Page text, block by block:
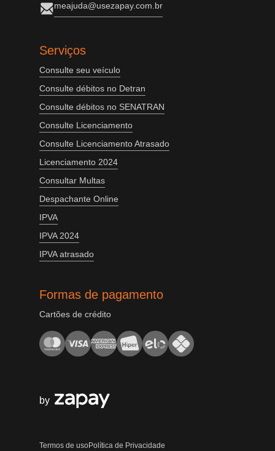
meajuda@usezapay.com.br
Serviços
Consulte seu veículo
Consulte débitos no Detran
Consulte débitos no SENATRAN
Consulte Licenciamento
Consulte Licenciamento Atrasado
Licenciamento 2024
Consultar Multas
Despachante Online
IPVA
IPVA 2024
IPVA atrasado
Formas de pagamento
Cartões de crédito
by
Termos de usoPolítica de Privacidade